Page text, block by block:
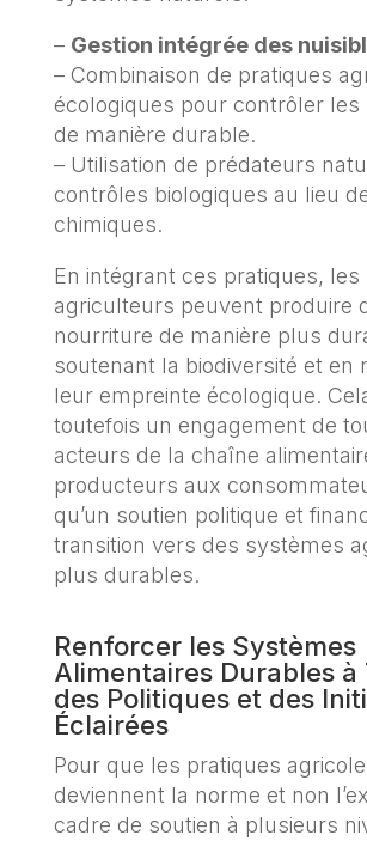
– Gestion intégrée des
– Combinaison de pratiques
écologiques pour contrôler les
de manière durable.
– Utilisation de prédateurs
contrôles biologiques au lieu
chimiques.
En intégrant ces pratiques, les
agriculteurs peuvent produire
nourriture de manière plus
soutenant la biodiversité et en
leur empreinte écologique.
toutefois un engagement de
acteurs de la chaîne
producteurs aux
qu’un soutien politique et
transition vers des systèmes
plus durables.
Renforcer les Systèmes
Alimentaires Durables à
des Politiques et des
Éclairées
Pour que les pratiques
deviennent la norme et non
cadre de soutien à plusieurs